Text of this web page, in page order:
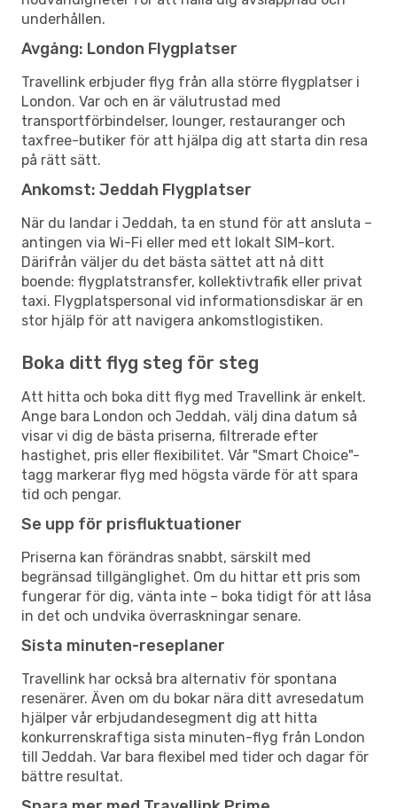
underhållen.
Avgång: London Flygplatser
Travellink erbjuder flyg från alla större flygplatser i
London. Var och en är välutrustad med
transportförbindelser, lounger, restauranger och
taxfree-butiker för att hjälpa dig att starta din resa
på rätt sätt.
Ankomst: Jeddah Flygplatser
När du landar i Jeddah, ta en stund för att ansluta –
antingen via Wi-Fi eller med ett lokalt SIM-kort.
Därifrån väljer du det bästa sättet att nå ditt
boende: flygplatstransfer, kollektivtrafik eller privat
taxi. Flygplatspersonal vid informationsdiskar är en
stor hjälp för att navigera ankomstlogistiken.
Boka ditt flyg steg för steg
Att hitta och boka ditt flyg med Travellink är enkelt.
Ange bara London och Jeddah, välj dina datum så
visar vi dig de bästa priserna, filtrerade efter
hastighet, pris eller flexibilitet. Vår "Smart Choice"-
tagg markerar flyg med högsta värde för att spara
tid och pengar.
Se upp för prisfluktuationer
Priserna kan förändras snabbt, särskilt med
begränsad tillgänglighet. Om du hittar ett pris som
fungerar för dig, vänta inte – boka tidigt för att låsa
in det och undvika överraskningar senare.
Sista minuten-reseplaner
Travellink har också bra alternativ för spontana
resenärer. Även om du bokar nära ditt avresedatum
hjälper vår erbjudandesegment dig att hitta
konkurrenskraftiga sista minuten-flyg från London
till Jeddah. Var bara flexibel med tider och dagar för
bättre resultat.